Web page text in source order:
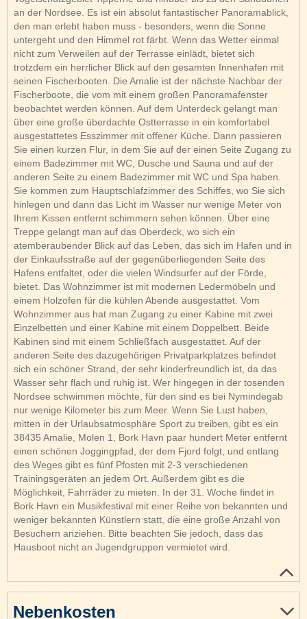
an der Nordsee. Es ist ein absolut fantastischer Panoramablick,
den man erlebt haben muss - besonders, wenn die Sonne
untergeht und den Himmel rot färbt. Wenn das Wetter einmal
nicht zum Verweilen auf der Terrasse einlädt, bietet sich
trotzdem ein herrlicher Blick auf den gesamten Innenhafen mit
seinen Fischerbooten. Die Amalie ist der nächste Nachbar der
Fischerboote, die vom mit einem großen Panoramafenster
beobachtet werden können. Auf dem Unterdeck gelangt man
über eine große überdachte Ostterrasse in ein komfortabel
ausgestattetes Esszimmer mit offener Küche. Dann passieren
Sie einen kurzen Flur, in dem Sie auf der einen Seite Zugang zu
einem Badezimmer mit WC, Dusche und Sauna und auf der
anderen Seite zu einem Badezimmer mit WC und Spa haben.
Sie kommen zum Hauptschlafzimmer des Schiffes, wo Sie sich
hinlegen und dann das Licht im Wasser nur wenige Meter von
Ihrem Kissen entfernt schimmern sehen können. Über eine
Treppe gelangt man auf das Oberdeck, wo sich ein
atemberaubender Blick auf das Leben, das sich im Hafen und in
der Einkaufsstraße auf der gegenüberliegenden Seite des
Hafens entfaltet, oder die vielen Windsurfer auf der Förde,
bietet. Das Wohnzimmer ist mit modernen Ledermöbeln und
einem Holzofen für die kühlen Abende ausgestattet. Vom
Wohnzimmer aus hat man Zugang zu einer Kabine mit zwei
Einzelbetten und einer Kabine mit einem Doppelbett. Beide
Kabinen sind mit einem Schließfach ausgestattet. Auf der
anderen Seite des dazugehörigen Privatparkplatzes befindet
sich ein schöner Strand, der sehr kinderfreundlich ist, da das
Wasser sehr flach und ruhig ist. Wer hingegen in der tosenden
Nordsee schwimmen möchte, für den sind es bei Nymindegab
nur wenige Kilometer bis zum Meer. Wenn Sie Lust haben,
mitten in der Urlaubsatmosphäre Sport zu treiben, gibt es ein
38435 Amalie, Molen 1, Bork Havn paar hundert Meter entfernt
einen schönen Joggingpfad, der dem Fjord folgt, und entlang
des Weges gibt es fünf Pfosten mit 2-3 verschiedenen
Trainingsgeräten an jedem Ort. Außerdem gibt es die
Möglichkeit, Fahrräder zu mieten. In der 31. Woche findet in
Bork Havn ein Musikfestival mit einer Reihe von bekannten und
weniger bekannten Künstlern statt, die eine große Anzahl von
Besuchern anziehen. Bitte beachten Sie jedoch, dass das
Hausboot nicht an Jugendgruppen vermietet wird.
Nebenkosten